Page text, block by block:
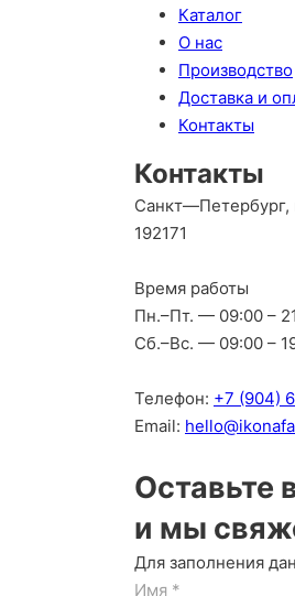
Каталог
О нас
Производство
Доставка и
Контакты
Контакты
Санкт—Петербург,
192171
Время работы
Пн.–Пт. — 09:00 –
Сб.–Вс. — 09:00 –
Телефон: +7 (904)
Email:
Оставьте
и мы
Для заполнения
Имя *